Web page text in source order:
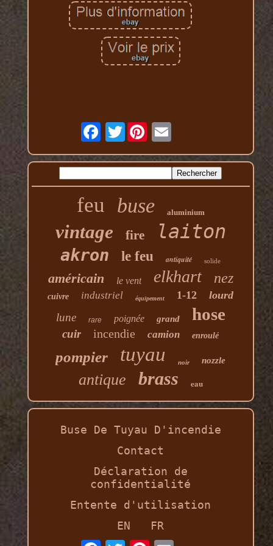
Twitter
feu buse aluminium
vintage fire laiton
akron le feu antiquité solide
américain le vent elkhart nez
cuivre industriel équipement 1-12 lourd
lune rare poignée grand hose
cuir incendie camion enroulé
pompier tuyau noir nozzle
antique brass eau
Buse De Tuyau D'incendie
Contact
Déclaration de
confidentialité
Entente d'utilisation
EN
FR